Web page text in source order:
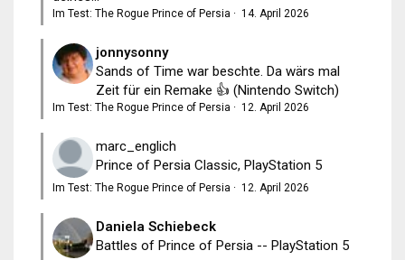
Im Test: The Rogue Prince of Persia · 14. April 2026
jonnysonny
Sands of Time war beschte. Da wärs mal
Zeit für ein Remake 👍 (Nintendo Switch)
Im Test: The Rogue Prince of Persia · 12. April 2026
marc_englich
Prince of Persia Classic, PlayStation 5
Im Test: The Rogue Prince of Persia · 12. April 2026
Daniela Schiebeck
Battles of Prince of Persia -- PlayStation 5